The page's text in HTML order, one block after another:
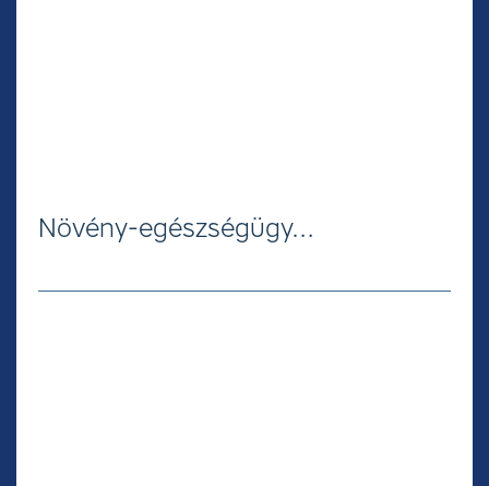
Növény-egészségügy…